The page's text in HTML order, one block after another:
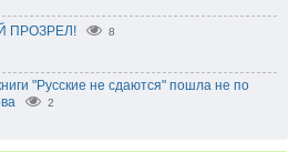
ПРОЗРЕЛ! 8
"Русские не сдаются" пошла не по
2